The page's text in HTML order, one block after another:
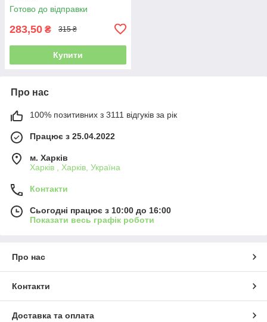
Готово до відправки
283,50 ₴ 315 ₴
Купити
Про нас
100% позитивних з 3111 відгуків за рік
Працює з 25.04.2022
м. Харків
Харків , Харків, Україна
Контакти
Сьогодні працює з 10:00 до 16:00
Показати весь графік роботи
Про нас
Контакти
Доставка та оплата